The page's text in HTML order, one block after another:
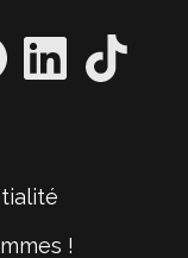
LinkedIn TikTok
!